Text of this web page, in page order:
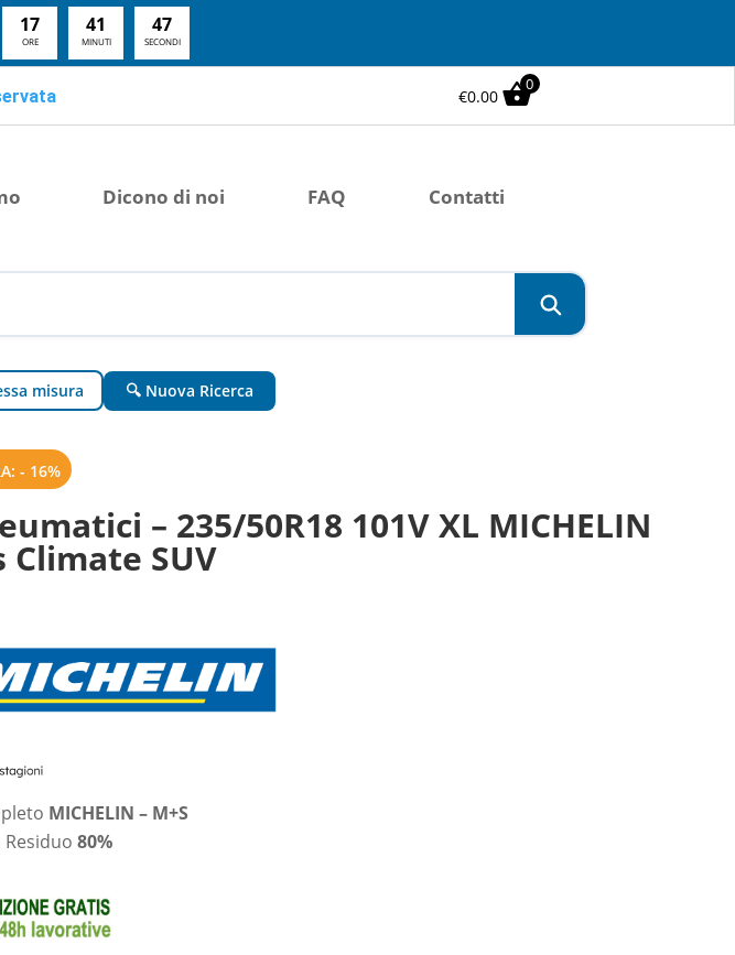
17
ORE
41
MINUTI
45
SECONDI
€0.00
0
Dicono di noi FAQ Contatti
misura 🔍 Nuova Ricerca
- 16%
– 235/50R18 101V XL MICHELIN
Climate SUV
MICHELIN – M+S
80%